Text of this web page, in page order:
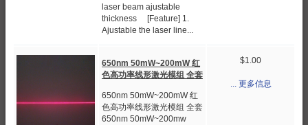
laser beam ajustable
thickness [Feature] 1.
Ajustable the laser line...
650nm 50mW~200mW 红
色高功率线形激光模组 全套
650nm 50mW~200mW 红
色高功率线形激光模组 全套
650nm 50mW~200mw
$1.00
... 更多信息